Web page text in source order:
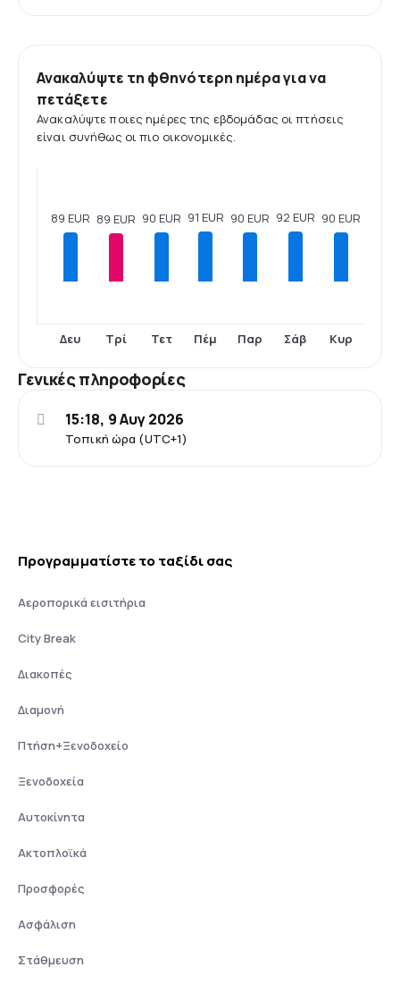
Ανακαλύψτε τη φθηνότερη ημέρα για να
πετάξετε
Ανακαλύψτε ποιες ημέρες της εβδομάδας οι πτήσεις
είναι συνήθως οι πιο οικονομικές.
89 EUR
Δευ
89 EUR
Τρί
90 EUR
Τετ
91 EUR
Πέμ
90 EUR
Παρ
92 EUR
Σάβ
90 EUR
Κυρ
Γενικές πληροφορίες
Τοπική ώρα (UTC+1)
15:18, 9 Αυγ 2026
Προγραμματίστε το ταξίδι σας
Αεροπορικά εισιτήρια
City Break
Διακοπές
Διαμονή
Πτήση+Ξενοδοχείο
Ξενοδοχεία
Αυτοκίνητα
Ακτοπλοϊκά
Προσφορές
Ασφάλιση
Στάθμευση